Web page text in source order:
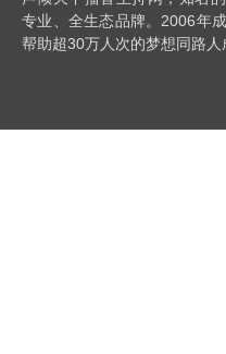
专业、全生态品牌。2006年
帮助超30万人次的梦想同路人